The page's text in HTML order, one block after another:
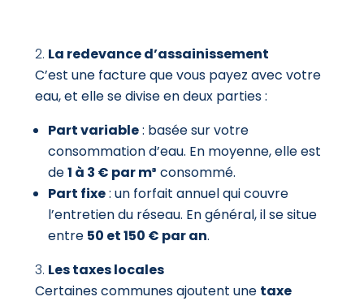
La redevance d’assainissement
C’est une facture que vous payez avec votre
eau, et elle se divise en deux parties :
Part variable: basée sur votre
consommation d’eau. En moyenne, elle est
de1 à 3 € par m³ consommé.
Part fixe: un forfait annuel qui couvre
l’entretien du réseau. En général, il se situe
entre 50 et 150 € par an.
Les taxes locales
Certaines communes ajoutent une taxe